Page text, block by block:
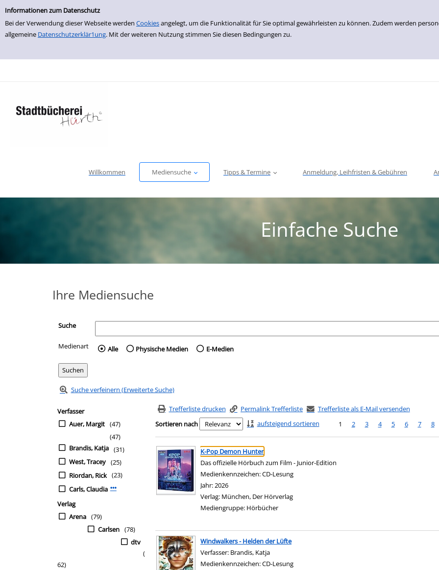
Einfache Suche
Informationen zum Datenschutz
Bei der Verwendung dieser Webseite werden Cookiesangelegt, um die Funktionalität für Sie optimal gewährleisten zu können. Zudem werden
allgemeine Datenschutzerklär1ung. Mit der weiteren Nutzung stimmen Sie diesen Bedingungen zu.
zur Navigation springen
zum Inhalt springen
Zu den Suchfiltern springen
Zur Trefferliste springen
Willkommen Mediensuche Tipps & Termine Anmeldung, Leihfristen & Gebühren
Einfache Suche
Ihre Mediensuche
Suche
Medienart Wählen Sie die Medienart nach der Sie suchen wollen.
Alle Physische Medien E-Medien
Suche verfeinern (Erweiterte Suche)
Suchfilter
Zur Trefferliste springen
Verfasser
Auer, Margit (47)
Brandis, Katja
(47)
West, Tracey
(31)
Riordan, Rick
(25)
Carls, Claudia
(23)
Mehr Verfasser-Filter anzeigen
Verlag
Arena (79)
Carlsen (78)
dtv
(
62)
Trefferliste drucken Permalink Trefferliste
Trefferliste als E-Mail versenden
Sortieren nach
aufsteigend sortieren 1 2 3 4 5 6 7 8
Suchergebnis
Zu den Suchfiltern springen
K-Pop Demon Hunter
Das offizielle Hörbuch zum Film - Junior-Edition
Suche nach diesem Verfasser
Medienkennzeichen:CD-Lesung
Jahr:2026
Verlag: München, Der Hörverlag
Mediengruppe: Hörbücher
Windwalkers - Helden der Lüfte
Verfasser: Brandis, Katja
Medienkennzeichen:CD-Lesung